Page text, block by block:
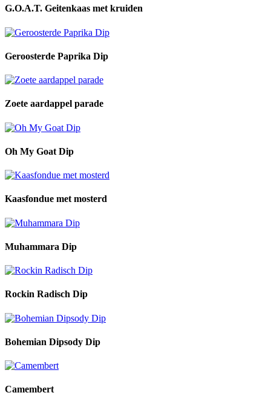
G.O.A.T. Geitenkaas met kruiden
Geroosterde Paprika Dip
Zoete aardappel parade
Oh My Goat Dip
Kaasfondue met mosterd
Muhammara Dip
Rockin Radisch Dip
Bohemian Dipsody Dip
Camembert